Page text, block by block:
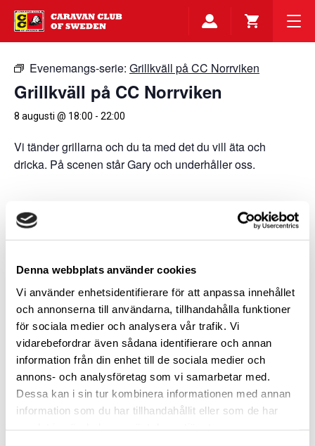
Denna webbplats använder cookies
Vi använder enhetsidentifierare för att anpassa innehållet
och annonserna till användarna, tillhandahålla funktioner
för sociala medier och analysera vår trafik. Vi
vidarebefordrar även sådana identifierare och annan
information från din enhet till de sociala medier och
annons- och analysföretag som vi samarbetar med.
Dessa kan i sin tur kombinera informationen med annan
information som du har tillhandahållit eller som de har
Evenemangs-serie: Grillkväll på CC Norrviken
Grillkväll på CC Norrviken
8 augusti @ 18:00 - 22:00
Vi tänder grillarna och du ta med det du vill äta och
dricka. På scenen står Gary och underhåller oss.
DETALJER
Datum:
8 augusti
Tid:
18:00 - 22:00
Grillkväll på CC Norrviken
ARRANGÖR
Caravan Club Norrviken